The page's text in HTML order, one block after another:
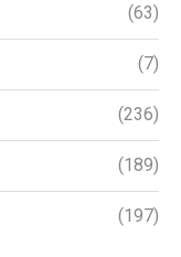
(63)
(7)
(236)
(189)
(197)